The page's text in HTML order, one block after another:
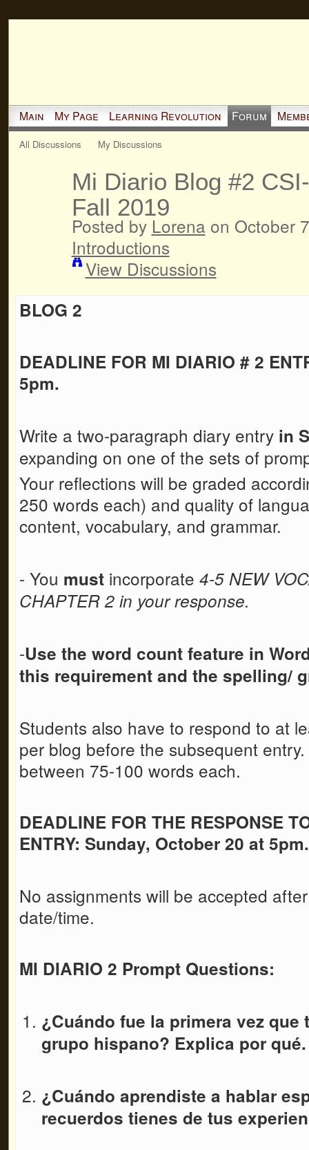
Main My Page Learning Revolution Forum
All Discussions My Discussions
Mi Diario Blog #2
Fall 2019
Posted by Lorena on October
Introductions
View Discussions
BLOG 2
DEADLINE FOR MI DIARIO # 2
5pm.
Write a two-paragraph diary entry in
expanding on one of the sets of
Your reflections will be graded
250 words each) and quality of
content, vocabulary, and grammar.
- You mustincorporate 4-5 NEW
CHAPTER 2 in your response.
-Use the word count feature in
this requirement and the spelling/
Students also have to respond to at
per blog before the subsequent
between 75-100 words each.
DEADLINE FOR THE RESPONSE
ENTRY: Sunday, October 20 at 5pm.
No assignments will be accepted
date/time.
MI DIARIO 2 Prompt Questions:
¿Cuándo fue la primera vez
grupo hispano? Explica por qué.
¿Cuándo aprendiste a hablar
recuerdos tienes de tus